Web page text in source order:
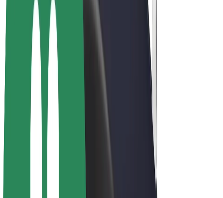
Bolt Plus
Zasluži z Bolt
Vozniki
Zaslužki za voznike
Dostavljavci
Zaslužki za dostavljavce